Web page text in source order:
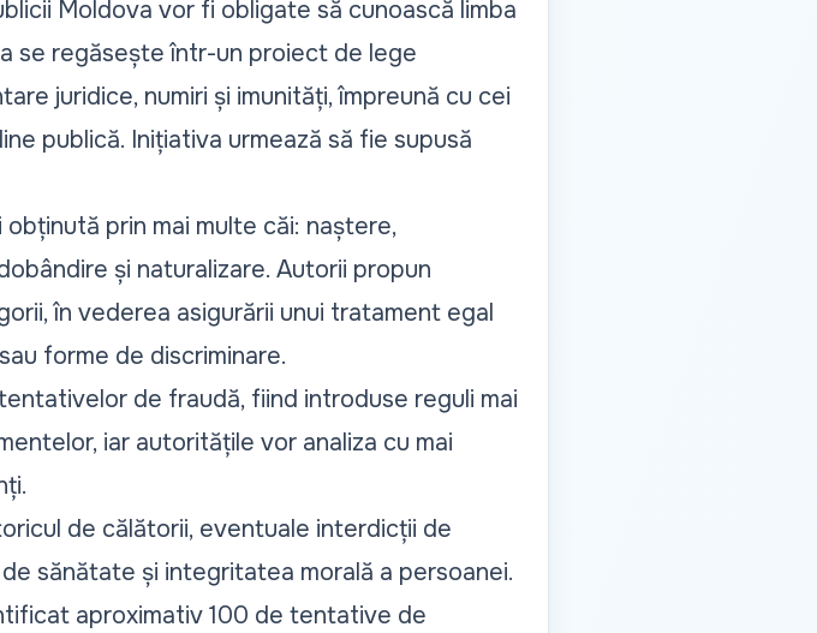
Moldova vor fi obligate să cunoască limba
se regăsește într-un proiect de lege
juridice, numiri și imunități, împreună cu cei
publică. Inițiativa urmează să fie supusă
prin mai multe căi: naștere,
și naturalizare. Autorii propun
în vederea asigurării unui tratament egal
forme de discriminare.
de fraudă, fiind introduse reguli mai
iar autoritățile vor analiza cu mai
de călătorii, eventuale interdicții de
sănătate și integritatea morală a persoanei.
aproximativ 100 de tentative de